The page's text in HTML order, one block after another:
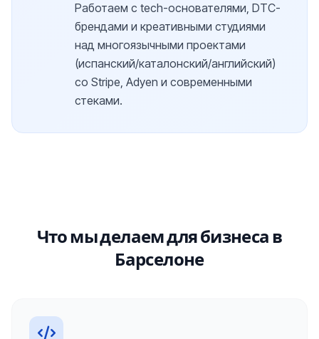
Работаем с tech-основателями, DTC-
брендами и креативными студиями
над многоязычными проектами
(испанский/каталонский/английский)
со Stripe, Adyen и современными
стеками.
Что мы делаем для бизнеса в
Барселоне